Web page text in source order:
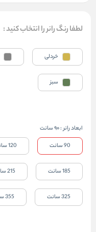
لطفا رنگ رانر را انتخاب کنید:
خردلی
سبز
ابعاد رانر :90 سانت
90 سانت
120 سانت
185 سانت 215 سانت
325 سانت 355 سانت